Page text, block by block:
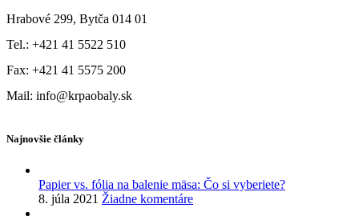
Hrabové 299, Bytča 014 01
Tel.: +421 41 5522 510
Fax: +421 41 5575 200
Mail: info@krpaobaly.sk
Najnovšie články
Papier vs. fólia na balenie mäsa: Čo si vyberiete?
8. júla 2021 Žiadne komentáre